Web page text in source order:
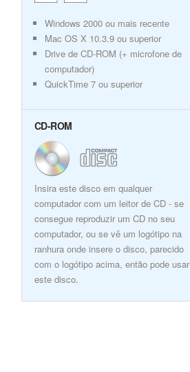
Windows 2000 ou mais recente
Mac OS X 10.3.9 ou superior
Drive de CD-ROM (+ microfone de
computador)
QuickTime 7 ou superior
CD-ROM
Insira este disco em qualquer
computador com um leitor de CD - se
consegue reproduzir um CD no seu
computador, ou se vê um logótipo na
ranhura onde insere o disco, parecido
com o logótipo acima, então pode usar
este disco.